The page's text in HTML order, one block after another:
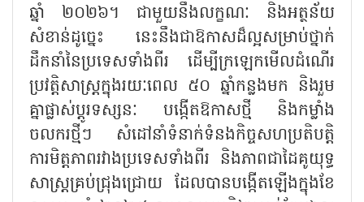
ឆ្នាំ ២០២៦។ ជាមួយនឹងលក្ខណៈ និងអត្ថន័យ
សំខាន់ដូច្នេះ នេះនឹងជាឱកាសដ៏ល្អសម្រាប់ថ្នាក់
ដឹកនាំនៃប្រទេសទាំងពីរ ដើម្បីក្រឡេកមើលដំណើរ
ប្រវត្តិសាស្ត្រក្នុងរយៈពេល ៥០ ឆ្នាំកន្លងមក និងរួម
គ្នាផ្លាស់ប្តូរទស្សនៈ បង្កើតឱកាសថ្មី និងកម្លាំង
ចលករថ្មីៗ សំដៅនាំទំនាក់ទំនងកិច្ចសហប្រតិបត្តិ
ការមិត្តភាពរវាងប្រទេសទាំងពីរ និងភាពជាដៃគូយុទ្ធ
សាស្ត្រគ្រប់ជ្រុងជ្រោយ ដែលបានបង្កើតឡើងក្នុងខែ